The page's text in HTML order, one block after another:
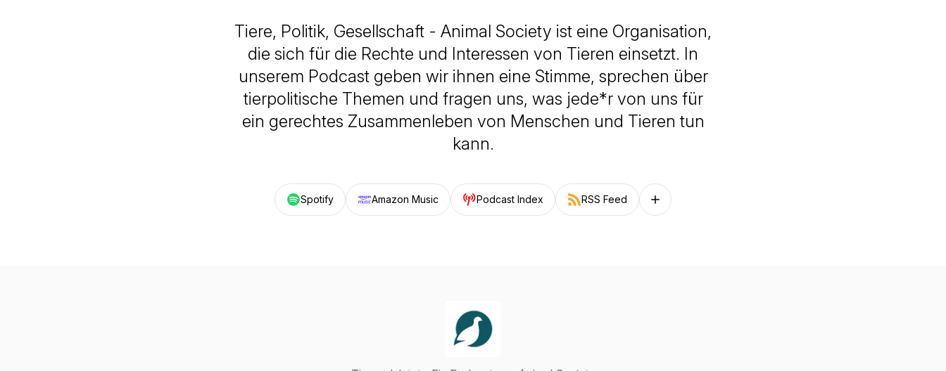
Tiere, Politik, Gesellschaft - Animal Society ist eine Organisation,
die sich für die Rechte und Interessen von Tieren einsetzt. In
unserem Podcast geben wir ihnen eine Stimme, sprechen über
tierpolitische Themen und fragen uns, was jede*r von uns für
ein gerechtes Zusammenleben von Menschen und Tieren tun
kann.
Spotify Amazon Music Podcast Index RSS Feed Follow on other platforms